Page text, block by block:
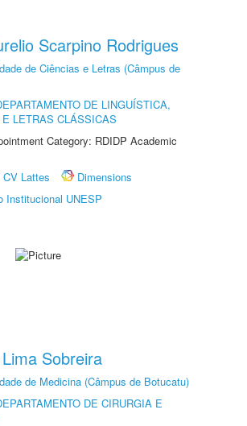
Scarpino Rodrigues
de Ciências e Letras (Câmpus de
DE LINGUÍSTICA,
LETRAS CLÁSSICAS
Category: RDIDP Academic
CV Lattes
Dimensions
Institucional UNESP
Sobreira
de Medicina (Câmpus de Botucatu)
DE CIRURGIA E